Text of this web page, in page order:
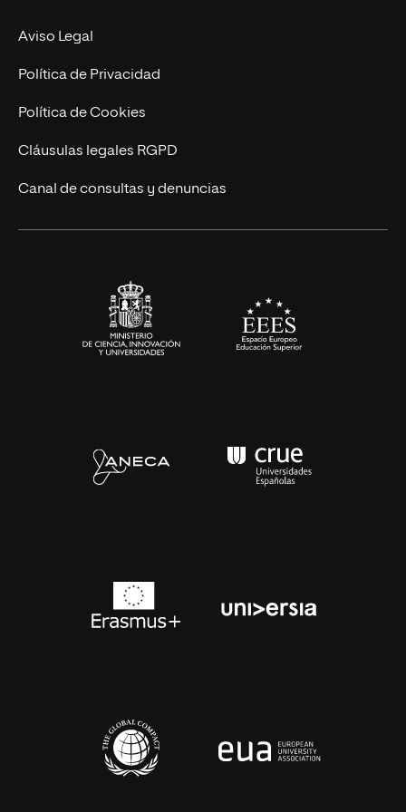
MBA
Marketing y Comunicación
Ingeniería
Diseño
Ciencias de la Salud
Contacto
Aviso Legal
Política de Privacidad
Política de Cookies
Cláusulas legales RGPD
Canal de consultas y denuncias